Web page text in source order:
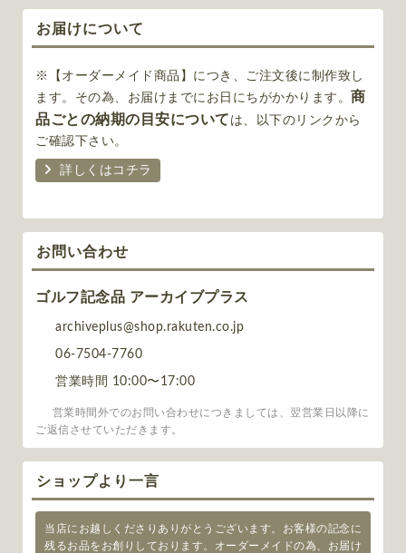
お届けについて
※【オーダーメイド商品】につき、ご注文後に制作致し
ます。その為、お届けまでにお日にちがかかります。 商
品ごとの納期の目安について は、以下のリンクから
ご確認下さい。
詳しくはコチラ
お問い合わせ
ゴルフ記念品 アーカイブプラス
archiveplus@shop.rakuten.co.jp
06-7504-7760
営業時間 10:00〜17:00
営業時間外でのお問い合わせにつきましては、翌営業日以降に
ご返信させていただきます。
ショップより一言
当店にお越しくださりありがとうございます。お客様の記念に
残るお品をお創りしております。オーダーメイドの為、お届け